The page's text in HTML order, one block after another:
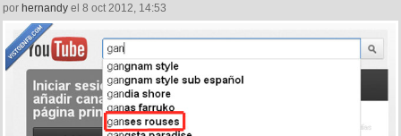
por hernandy el 8 oct 2012, 14:53